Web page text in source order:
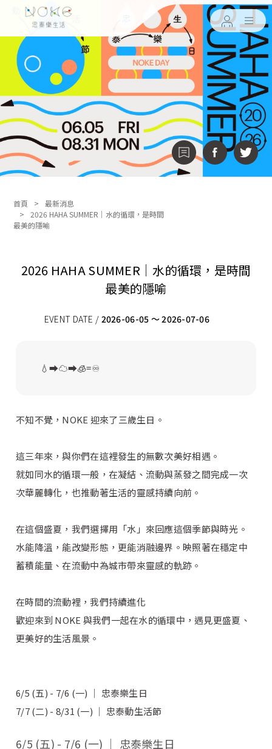
首頁
最新消息
2026 HAHA SUMMER｜水的循環，是時間
最美的隱喻
2026 HAHA SUMMER｜水的循環，是時間
最美的隱喻
EVENT DATE / 2026-06-05 ～ 2026-07-06
💧⮕☁️⮕🧊=♾️
不知不覺，NOKE 迎來了三歲生日。
這三年來，與你們在這裡發生的無數次美好相遇。
就如同水的循環一般，在凝結、流動與蒸發之間完成一次
次華麗轉化，也推動著生活的靈感持續向前。
在這個盛夏，我們選擇用「水」來回應這個季節與時光。
水能降溫，能改變形態，更能消融邊界。映照著在穩定中
蓄積能量、在流動中為城市帶來靈感的軌跡。
在時間的流動裡，我們持續進化
歡迎來到 NOKE 與我們一起在水的循環中，遇見更盛夏、
更美好的生活風景。
6/5 (五) - 7/6 (一) │ 忠泰樂生日
7/7 (二) - 8/31 (一) │ 忠泰動生活節
6/5 (五) - 7/6 (一) │ 忠泰樂生日